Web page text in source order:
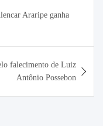
Araripe ganha
falecimento de Luiz
Antônio Possebon